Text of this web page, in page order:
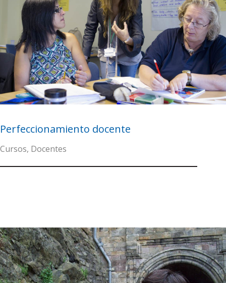
Perfeccionamiento docente
Cursos, Docentes